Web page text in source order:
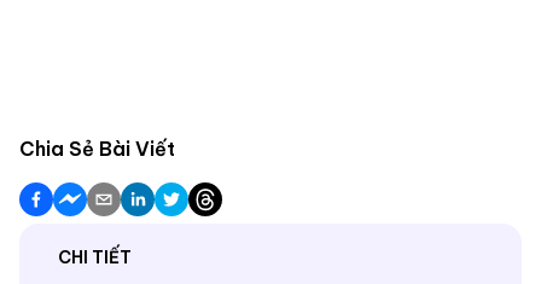
Chia Sẻ Bài Viết
CHI TIẾT